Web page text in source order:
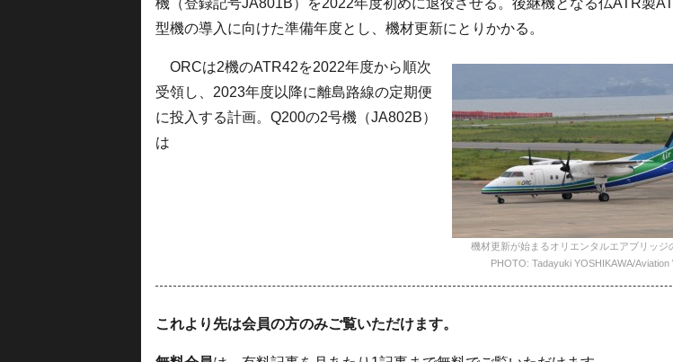
機（登録記号JA801B）を2022年度初めに退役させる。後継機となる仏ATR製
型機の導入に向けた準備年度とし、機材更新にとりかかる。
機材更新が始まるオリエンタルエアブリッジ
PHOTO: Tadayuki YOSHIKAWA/Aviation
ORCは2機のATR42を2022年度から順次
受領し、2023年度以降に離島路線の定期便
に投入する計画。Q200の2号機（JA802B）
は
これより先は会員の方のみご覧いただけます。